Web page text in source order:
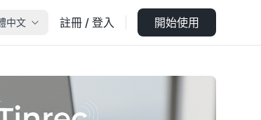
中文 註冊 / 登入 開始使用